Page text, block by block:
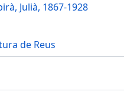
Julià, 1867-1928
de Reus